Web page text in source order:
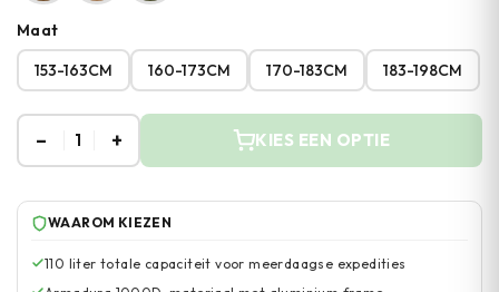
Maat
153-163CM
160-173CM 170-183CM 183-198CM
– 1 + KIES EEN OPTIE
WAAROM KIEZEN
110 liter totale capaciteit voor meerdaagse expedities